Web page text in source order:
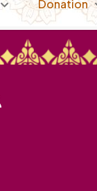
Donation